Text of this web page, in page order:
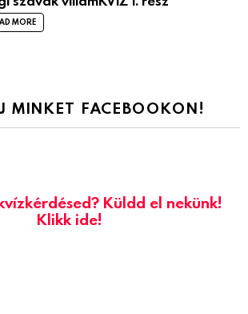
MORE
MINKET FACEBOOKON!
Küldd el nekünk!
Klikk ide!